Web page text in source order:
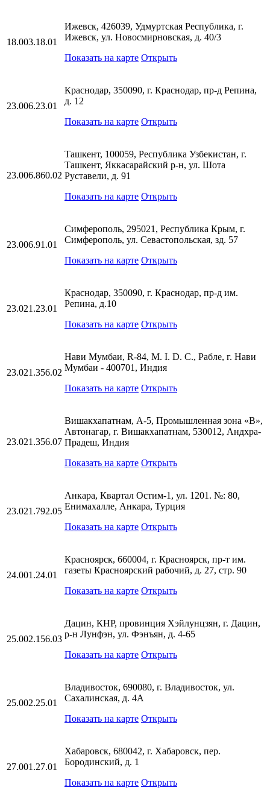
18.003.18.01
Ижевск, 426039, Удмуртская Республика, г.
Ижевск, ул. Новосмирновская, д. 40/3
Показать на карте Открыть
23.006.23.01
Краснодар, 350090, г. Краснодар, пр-д Репина,
д. 12
Показать на карте Открыть
23.006.860.02
Ташкент, 100059, Республика Узбекистан, г.
Ташкент, Яккасарайский р-н, ул. Шота
Руставели, д. 91
Показать на карте Открыть
23.006.91.01
Симферополь, 295021, Республика Крым, г.
Симферополь, ул. Севастопольская, зд. 57
Показать на карте Открыть
23.021.23.01
Краснодар, 350090, г. Краснодар, пр-д им.
Репина, д.10
Показать на карте Открыть
23.021.356.02
Нави Мумбаи, R-84, M. I. D. C., Рабле, г. Нави
Мумбаи - 400701, Индия
Показать на карте Открыть
23.021.356.07
Вишакхапатнам, А-5, Промышленная зона «В»,
Автонагар, г. Вишакхапатнам, 530012, Андхра-
Прадеш, Индия
Показать на карте Открыть
23.021.792.05
Анкара, Квартал Остим-1, ул. 1201. №: 80,
Енимахалле, Анкара, Турция
Показать на карте Открыть
24.001.24.01
Красноярск, 660004, г. Красноярск, пр-т им.
газеты Красноярский рабочий, д. 27, стр. 90
Показать на карте Открыть
25.002.156.03
Дацин, КНР, провинция Хэйлунцзян, г. Дацин,
р-н Лунфэн, ул. Фэнъян, д. 4-65
Показать на карте Открыть
25.002.25.01
Владивосток, 690080, г. Владивосток, ул.
Сахалинская, д. 4А
Показать на карте Открыть
27.001.27.01
Хабаровск, 680042, г. Хабаровск, пер.
Бородинский, д. 1
Показать на карте Открыть